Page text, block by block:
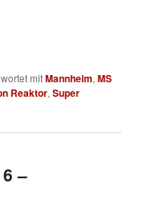
mitMannheim,MS
Reaktor,Super
–